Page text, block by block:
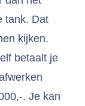
tank. Dat
kijken.
betaalt je
. Je kan